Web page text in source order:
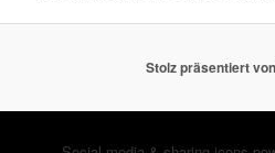
Stolz präsentiert